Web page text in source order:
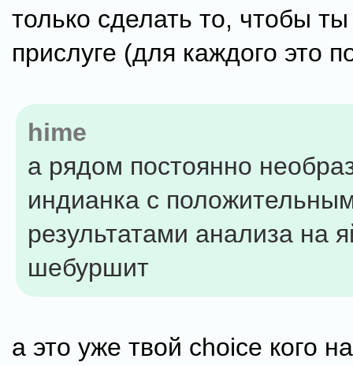
только сделать то, чтобы
прислуге (для каждого это
hime
а рядом постоянно
индианка с
результатами анализа на
шебуршит
а это уже твой choice кого